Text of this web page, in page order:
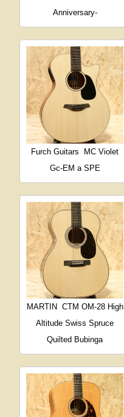
Anniversary-
Furch Guitars
MC Violet
Gc-EM a SPE
MARTIN CTM OM-28 High
Altitude Swiss Spruce
Quilted Bubinga